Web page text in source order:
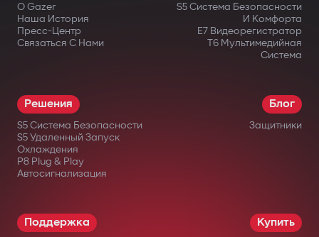
О Gazer
Наша История
Пресс-Центр
Связаться С Нами
S5 Система Безопасности
И Комфорта
E7 Видеорегистратор
T6 Мультимедийная
Система
Решения
S5 Система Безопасности
S5 Удаленный Запуск
Охлаждения
P8 Plug & Play
Автосигнализация
Блог
Защитники
Поддержка Купить